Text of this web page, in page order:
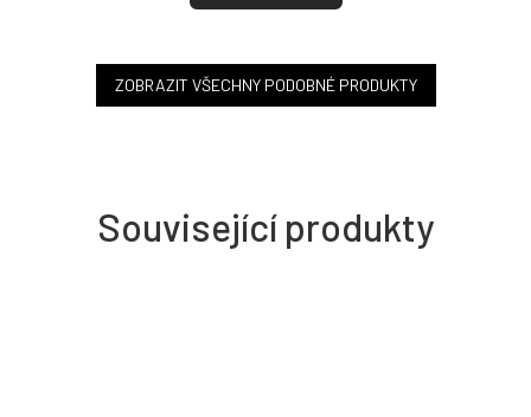
Související produkty
ZOBRAZIT VŠECHNY PODOBNÉ PRODUKTY